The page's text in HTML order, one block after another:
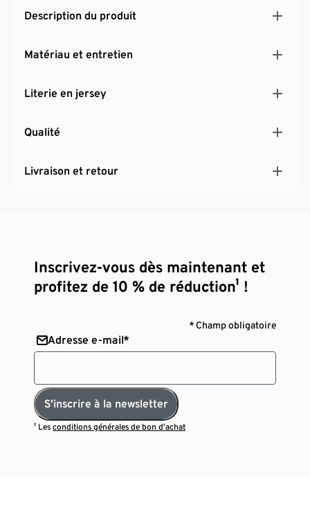
Description du produit
Matériau et entretien
Literie en jersey
Qualité
Livraison et retour
Inscrivez-vous dès maintenant et
profitez de 10 % de réduction¹ !
* Champ obligatoire
Adresse e-mail*
S'inscrire à la newsletter
¹ Lesconditions générales de bon d’achat